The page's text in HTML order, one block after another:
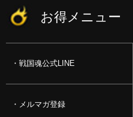
お得メニュー
戦国魂公式LINE
メルマガ登録